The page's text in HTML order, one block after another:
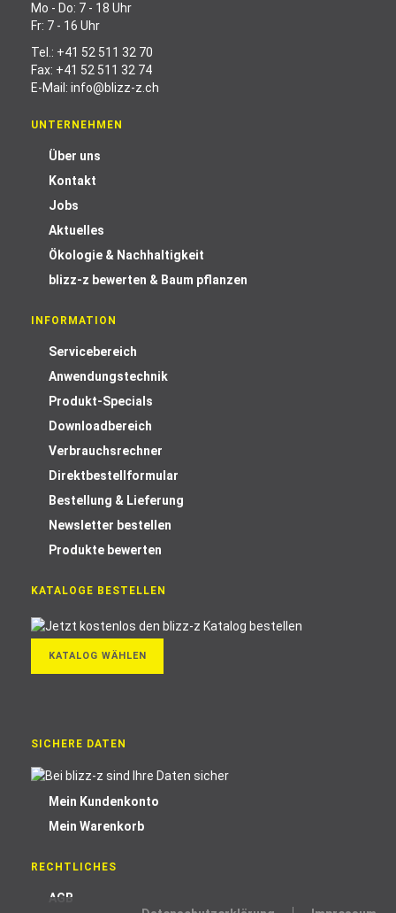
Mo - Do: 7 - 18 Uhr
Fr: 7 - 16 Uhr
Tel.: +41 52 511 32 70
Fax: +41 52 511 32 74
E-Mail: info@blizz-z.ch
UNTERNEHMEN
Über uns
Kontakt
Jobs
Aktuelles
Ökologie & Nachhaltigkeit
blizz-z bewerten & Baum pflanzen
INFORMATION
Servicebereich
Anwendungstechnik
Produkt-Specials
Downloadbereich
Verbrauchsrechner
Direktbestellformular
Bestellung & Lieferung
Newsletter bestellen
Produkte bewerten
KATALOGE BESTELLEN
KATALOG WÄHLEN
SICHERE DATEN
Mein Kundenkonto
Mein Warenkorb
RECHTLICHES
AGB